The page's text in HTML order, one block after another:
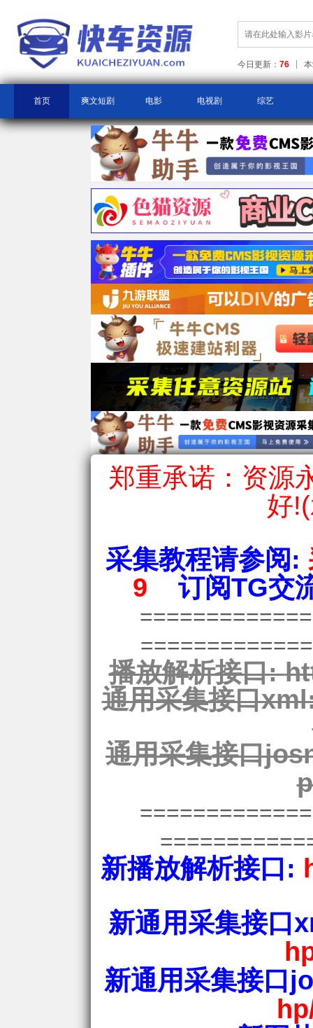
今日更新： 76
首页 爽文短剧 电影 电视剧 综艺
郑重承诺：资源
好
采集教程请参阅:
9
订阅TG交
播放解析接口:
通用采集接口
通用采集接口
新播放解析接口:
新通用采集接口
新通用采集接口